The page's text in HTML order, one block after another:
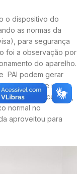
o dispositivo do
as normas da
para segurança
foi a observação por
do aparelho.
PAI podem gerar
para que isso
em todo o cenário,
normal no
aproveitou para